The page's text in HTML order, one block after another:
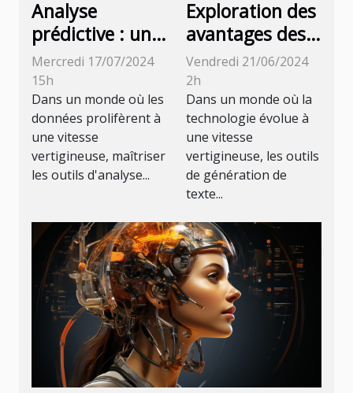
Analyse
prédictive : un
outil
indispensable
pour les futurs
data analysts
Mercredi 17/07/2024
15h
Dans un monde où les
données prolifèrent à
une vitesse
vertigineuse, maîtriser
les outils d'analyse...
Exploration des
avantages des
versions
premium des
technologies de
génération de
texte basées
sur l'IA
Vendredi 21/06/2024
2h
Dans un monde où la
technologie évolue à
une vitesse
vertigineuse, les outils
de génération de
texte...